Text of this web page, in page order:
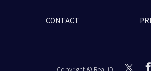
CONTACT
Copyright © Real iD